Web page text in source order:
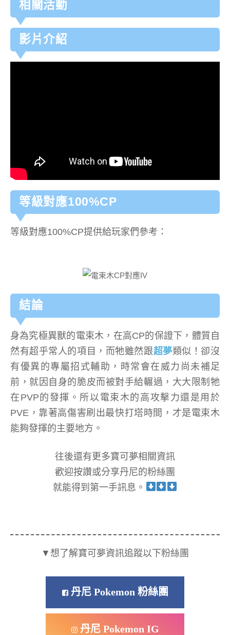
相關活動
影片介紹
等級對應100%CP
等級對應100%CP提供給玩家們參考：
結論
身為究極異獸的電束木，在高CP的保證下，體質自
然有超乎常人的項目，而牠雖然跟超夢類似！卻沒
有優異的專屬招式輔助，時常會在威力尚未補足
前，就因自身的脆皮而被對手給輾過，大大限制牠
在PVP的發揮。所以電束木的高攻擊力還是用於
PVE，靠著高傷害刷出最快打塔時間，才是電束木
能夠發揮的主要地方。
往後還有更多寶可夢相關資訊
歡迎按讚或分享丹尼的粉絲團
就能得到第一手訊息。
▼想了解寶可夢資訊追蹤以下粉絲團
丹尼 Pokemon 粉絲團
丹尼 Pokemon IG